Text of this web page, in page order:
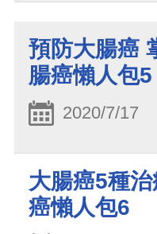
預防大腸癌
腸癌懶人包5
2020/7/17
大腸癌5種
癌懶人包6